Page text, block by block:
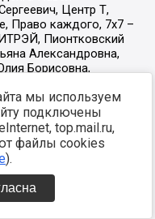
мы используем
подключены
top.mail.ru,
файлы cookies
).